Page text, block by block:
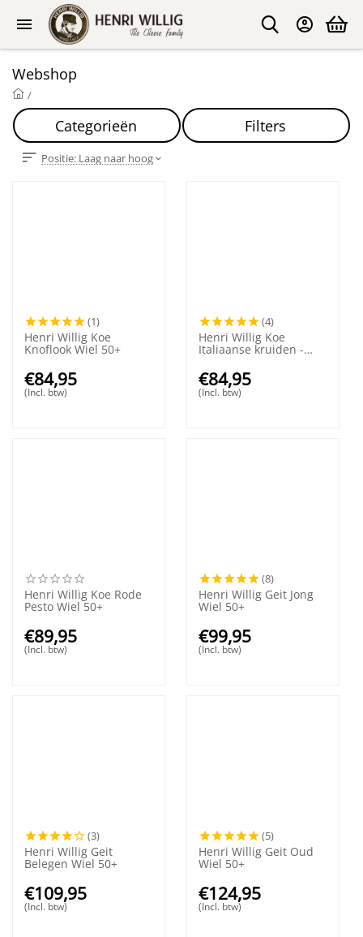
Webshop
/
Categorieën Filters
Positie: Laag naar hoog
(1)
Henri Willig Koe
Knoflook Wiel 50+
€84,95
(Incl. btw)
(4)
Henri Willig Koe
Italiaanse kruiden -
€84,95
(Incl. btw)
Henri Willig Koe Rode
Pesto Wiel 50+
€89,95
(Incl. btw)
(8)
Henri Willig Geit Jong
Wiel 50+
€99,95
(Incl. btw)
(3)
Henri Willig Geit
Belegen Wiel 50+
€109,95
(Incl. btw)
(5)
Henri Willig Geit Oud
Wiel 50+
€124,95
(Incl. btw)